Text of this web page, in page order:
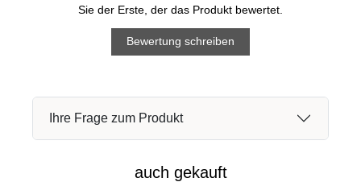
Sie der Erste, der das Produkt bewertet.
Bewertung schreiben
Ihre Frage zum Produkt
auch gekauft